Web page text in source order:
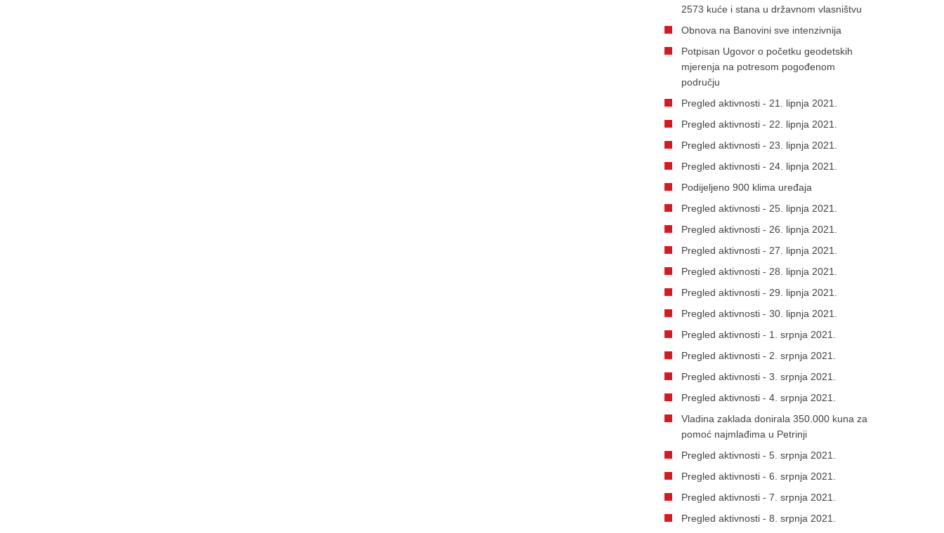
2573 kuće i stana u državnom vlasništvu
Obnova na Banovini sve intenzivnija
Potpisan Ugovor o početku geodetskih
mjerenja na potresom pogođenom
području
Pregled aktivnosti - 21. lipnja 2021.
Pregled aktivnosti - 22. lipnja 2021.
Pregled aktivnosti - 23. lipnja 2021.
Pregled aktivnosti - 24. lipnja 2021.
Podijeljeno 900 klima uređaja
Pregled aktivnosti - 25. lipnja 2021.
Pregled aktivnosti - 26. lipnja 2021.
Pregled aktivnosti - 27. lipnja 2021.
Pregled aktivnosti - 28. lipnja 2021.
Pregled aktivnosti - 29. lipnja 2021.
Pregled aktivnosti - 30. lipnja 2021.
Pregled aktivnosti - 1. srpnja 2021.
Pregled aktivnosti - 2. srpnja 2021.
Pregled aktivnosti - 3. srpnja 2021.
Pregled aktivnosti - 4. srpnja 2021.
Vladina zaklada donirala 350.000 kuna za
pomoć najmlađima u Petrinji
Pregled aktivnosti - 5. srpnja 2021.
Pregled aktivnosti - 6. srpnja 2021.
Pregled aktivnosti - 7. srpnja 2021.
Pregled aktivnosti - 8. srpnja 2021.